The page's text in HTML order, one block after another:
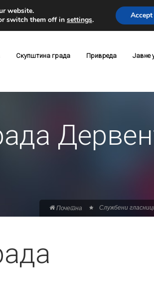
Скупштина града Привреда Јавне
Почетна Службени
website.
switch them off in settings. Accept